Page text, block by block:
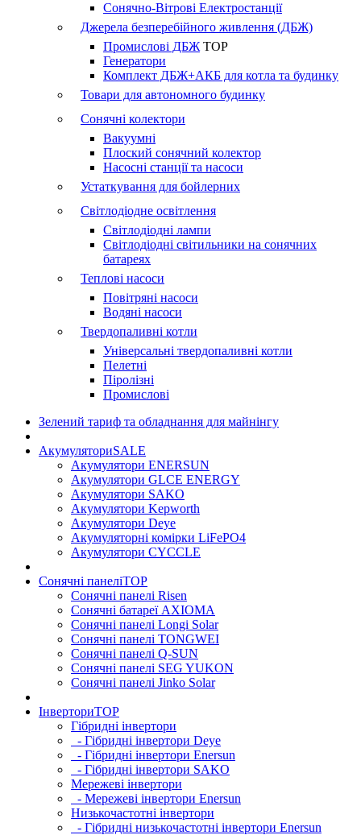
Сонячно-Вітрові Електростанції
Джерела безперебійного живлення (ДБЖ)
Промислові ДБЖ TOP
Генератори
Комплект ДБЖ+АКБ для котла та будинку
Товари для автономного будинку
Сонячні колектори
Вакуумні
Плоский сонячний колектор
Насосні станції та насоси
Устаткування для бойлерних
Світлодіодне освітлення
Світлодіодні лампи
Світлодіодні світильники на сонячних
батареях
Теплові насоси
Повітряні насоси
Водяні насоси
Твердопаливні котли
Універсальні твердопаливні котли
Пелетні
Піролізні
Промислові
Зелений тариф та обладнання для майнінгу
АкумуляториSALE
Акумулятори ENERSUN
Акумулятори GLCE ENERGY
Акумулятори SAKO
Акумулятори Kepworth
Акумулятори Deye
Акумуляторні комірки LiFePO4
Акумулятори CYCCLE
Сонячні панеліTOP
Сонячні панелі Risen
Сонячні батареї AXIOMA
Сонячні панелі Longi Solar
Сонячні панелі TONGWEI
Сонячні панелі Q-SUN
Сонячні панелі SEG YUKON
Сонячні панелі Jinko Solar
ІнверториTOP
Гібридні інвертори
- Гібридні інвертори Deye
- Гібридні інвертори Enersun
- Гібридні інвертори SAKO
Мережеві інвертори
- Мережеві інвертори Enersun
Низькочастотні інвертори
- Гібридні низькочастотні інвертори Enersun